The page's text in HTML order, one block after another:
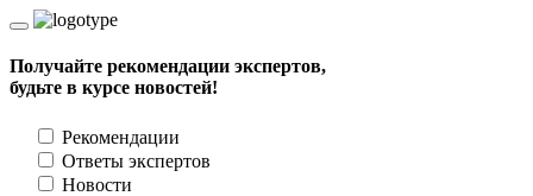
Получайте рекомендации экспертов,
будьте в курсе новостей!
Рекомендации
Ответы экспертов
Новости